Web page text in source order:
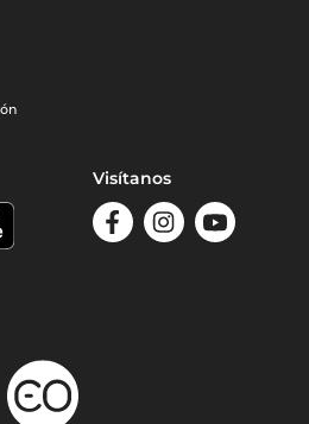
Visítanos